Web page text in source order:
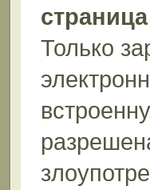
Только